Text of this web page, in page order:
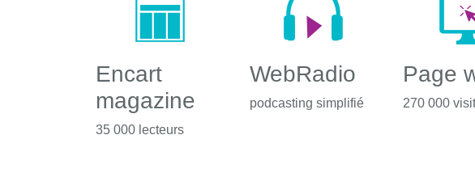
Encart
magazine
35 000 lecteurs
WebRadio
podcasting simplifié
Page
270 000